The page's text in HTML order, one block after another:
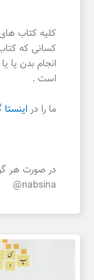
کلیه کتاب
کسانی که
انجام بدن یا
است .
ما را دراینستا
در صورت هر
nabsina@